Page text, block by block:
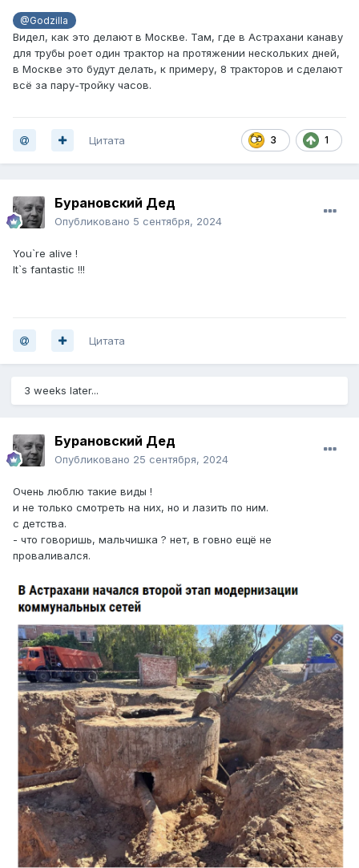
@Godzilla
Видел, как это делают в Москве. Там, где в Астрахани канаву
для трубы роет один трактор на протяжении нескольких дней,
в Москве это будут делать, к примеру, 8 тракторов и сделают
всё за пару-тройку часов.
3 1
Цитата
Бурановский Дед
Опубликовано 5 сентября, 2024
You`re alive !
It`s fantastic !!!
Цитата
3 weeks later...
Бурановский Дед
Опубликовано 25 сентября, 2024
Очень люблю такие виды !
и не только смотреть на них, но и лазить по ним.
с детства.
- что говоришь, мальчишка ? нет, в говно ещё не
проваливался.